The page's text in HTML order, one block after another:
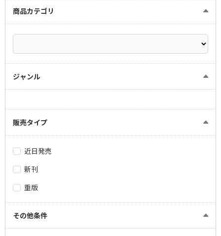
商品カテゴリ
ジャンル
販売タイプ
近日発売
新刊
重版
その他条件